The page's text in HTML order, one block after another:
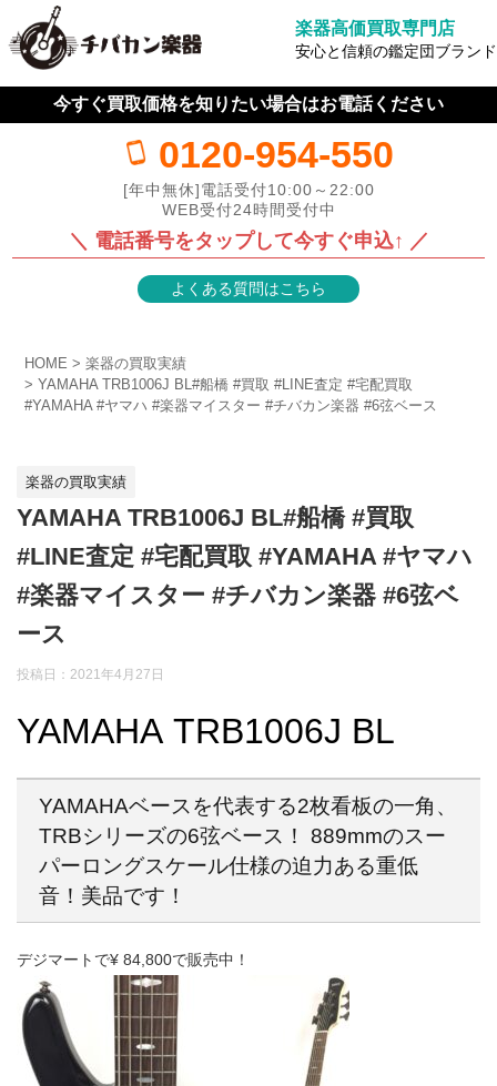
楽器高価買取専門店
安心と信頼の鑑定団ブランド
今すぐ買取価格を知りたい場合はお電話ください
0120-954-550
[年中無休]電話受付10:00～22:00
WEB受付24時間受付中
＼ 電話番号をタップして今すぐ申込↑ ／
よくある質問はこちら
HOME
楽器の買取実績
YAMAHA TRB1006J BL#船橋 #買取 #LINE査定 #宅配買取
#YAMAHA #ヤマハ #楽器マイスター #チバカン楽器 #6弦ベース
楽器の買取実績
YAMAHA TRB1006J BL#船橋 #買取
#LINE査定 #宅配買取 #YAMAHA #ヤマハ
#楽器マイスター #チバカン楽器 #6弦ベ
ース
投稿日： 2021年4月27日
YAMAHA TRB1006J BL
YAMAHAベースを代表する2枚看板の一角、
TRBシリーズの6弦ベース！ 889mmのスー
パーロングスケール仕様の迫力ある重低
音！美品です！
デジマートで¥ 84,800で販売中！